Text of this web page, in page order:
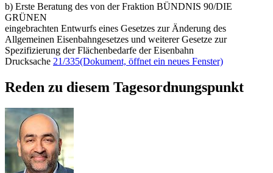
b) Erste Beratung des von der Fraktion BÜNDNIS 90/DIE
GRÜNEN
eingebrachten Entwurfs eines Gesetzes zur Änderung des
Allgemeinen Eisenbahngesetzes und weiterer Gesetze zur
Spezifizierung der Flächenbedarfe der Eisenbahn
Drucksache 21/335(Dokument, öffnet ein neues Fenster)
Reden zu diesem Tagesordnungspunkt